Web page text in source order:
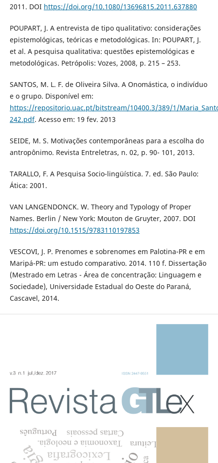
2011. DOI https://doi.org/10.1080/13696815.2011.637880
POUPART, J. A entrevista de tipo qualitativo: considerações
epistemológicas, teóricas e metodológicas. In: POUPART, J.
et al. A pesquisa qualitativa: questões epistemológicas e
metodológicas. Petrópolis: Vozes, 2008, p. 215 – 253.
SANTOS, M. L. F. de Oliveira Silva. A Onomástica, o indivíduo
e o grupo. Disponível em:
https://repositorio.uac.pt/bitstream/10400.3/389/1/
242.pdf. Acesso em: 19 fev. 2013
SEIDE, M. S. Motivações contemporâneas para a escolha do
antropônimo. Revista Entreletras, n. 02, p. 90- 101, 2013.
TARALLO, F. A Pesquisa Socio-lingüística. 7. ed. São Paulo:
Ática: 2001.
VAN LANGENDONCK. W. Theory and Typology of Proper
Names. Berlin / New York: Mouton de Gruyter, 2007. DOI
https://doi.org/10.1515/9783110197853
VESCOVI, J. P. Prenomes e sobrenomes em Palotina-PR e em
Maripá-PR: um estudo comparativo. 2014. 110 f. Dissertação
(Mestrado em Letras - Área de concentração: Linguagem e
Sociedade), Universidade Estadual do Oeste do Paraná,
Cascavel, 2014.